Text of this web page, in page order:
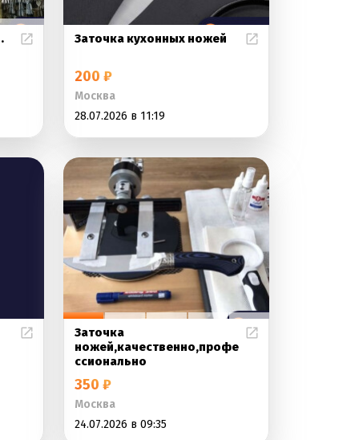
Заточка кухонных ножей
200 ₽
Москва
28.07.2026 в 11:19
Заточка
ножей,качественно,профе
ссионально
350 ₽
Москва
24.07.2026 в 09:35